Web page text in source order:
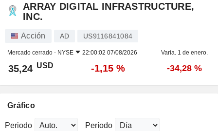
ARRAY DIGITAL INFRASTRUCTURE,
INC.
Acción AD US9116841084
Mercado cerrado - NYSE 22:00:02 07/08/2026 Varia. 1 de enero.
35,24 USD -1,15 % -34,28 %
Gráfico
Periodo Período